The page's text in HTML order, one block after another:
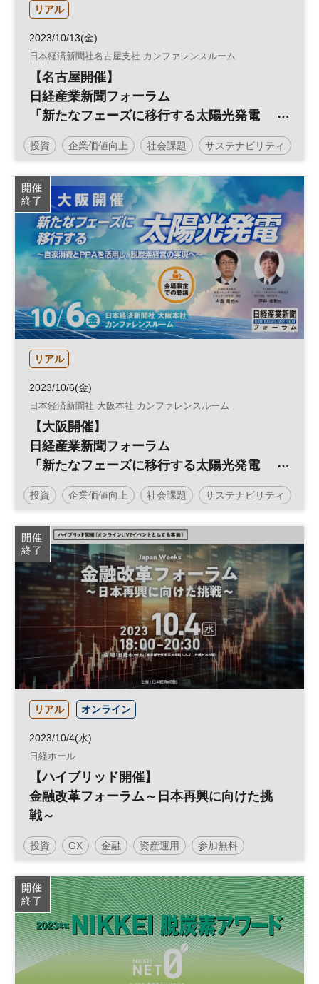
リアル
2023/10/13(金)
日本経済新聞社名古屋支社 カンファレンスルーム
【名古屋開催】
日経産業新聞フォーラム
「新たなフェーズに移行する太陽光発電
～自家消費とPPAを活用し、脱炭素経営の
実現へ～」
投資 企業価値向上 社会課題 サステナビリティ
企業価値 脱炭素 カーボンニュートラル 環境
エネルギー サステナブル ESG 経営戦略
太陽光発電 ESG投資 参加無料
日経産業新聞フォーラム
開催
終了
リアル
2023/10/6(金)
日本経済新聞社 大阪本社 カンファレンスルーム
【大阪開催】
日経産業新聞フォーラム
「新たなフェーズに移行する太陽光発電
～自家消費とPPAを活用し、脱炭素経営の
実現へ～」
投資 企業価値向上 社会課題 サステナビリティ
企業価値 脱炭素 カーボンニュートラル 環境
エネルギー サステナブル ESG 経営戦略
太陽光発電 ESG投資 参加無料
日経産業新聞フォーラム
開催
終了
リアル オンライン
2023/10/4(水)
日経ホール
【ハイブリッド開催】
金融改革フォーラム～日本再興に向けた挑
戦～
投資 GX 金融 資産運用 参加無料
平日夜開催
開催
終了